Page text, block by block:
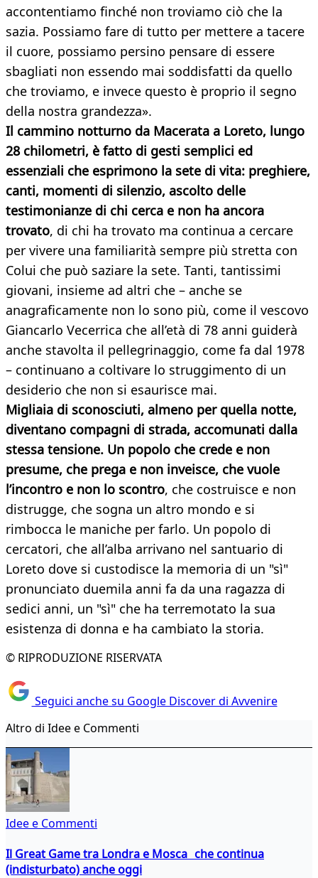
accontentiamo finché non troviamo ciò che la
sazia. Possiamo fare di tutto per mettere a tacere
il cuore, possiamo persino pensare di essere
sbagliati non essendo mai soddisfatti da quello
che troviamo, e invece questo è proprio il segno
della nostra grandezza».
Il cammino notturno da Macerata a Loreto, lungo
28 chilometri, è fatto di gesti semplici ed
essenziali che esprimono la sete di vita: preghiere,
canti, momenti di silenzio, ascolto delle
testimonianze di chi cerca e non ha ancora
trovato, di chi ha trovato ma continua a cercare
per vivere una familiarità sempre più stretta con
Colui che può saziare la sete. Tanti, tantissimi
giovani, insieme ad altri che – anche se
anagraficamente non lo sono più, come il vescovo
Giancarlo Vecerrica che all’età di 78 anni guiderà
anche stavolta il pellegrinaggio, come fa dal 1978
– continuano a coltivare lo struggimento di un
desiderio che non si esaurisce mai.
Migliaia di sconosciuti, almeno per quella notte,
diventano compagni di strada, accomunati dalla
stessa tensione. Un popolo che crede e non
presume, che prega e non inveisce, che vuole
l’incontro e non lo scontro, che costruisce e non
distrugge, che sogna un altro mondo e si
rimbocca le maniche per farlo. Un popolo di
cercatori, che all’alba arrivano nel santuario di
Loreto dove si custodisce la memoria di un "sì"
pronunciato duemila anni fa da una ragazza di
sedici anni, un "sì" che ha terremotato la sua
esistenza di donna e ha cambiato la storia.
© RIPRODUZIONE RISERVATA
Seguici anche su Google Discover di Avvenire
Altro di Idee e Commenti
Idee e Commenti
Il Great Game tra Londra e Mosca che continua
(indisturbato) anche oggi